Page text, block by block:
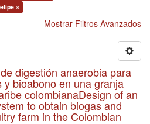
×
Mostrar Filtros Avanzados
digestión anaerobia para
bioabono en una granja
colombianaDesign of an
to obtain biogas and
farm in the Colombian